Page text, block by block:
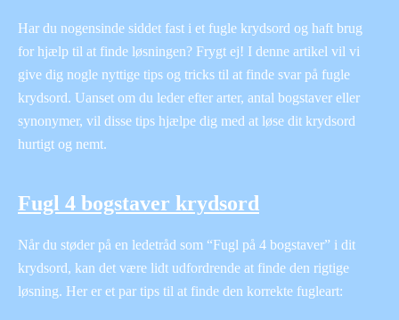
Har du nogensinde siddet fast i et fugle krydsord og haft brug
for hjælp til at finde løsningen? Frygt ej! I denne artikel vil vi
give dig nogle nyttige tips og tricks til at finde svar på fugle
krydsord. Uanset om du leder efter arter, antal bogstaver eller
synonymer, vil disse tips hjælpe dig med at løse dit krydsord
hurtigt og nemt.
Fugl 4 bogstaver krydsord
Når du støder på en ledetråd som “Fugl på 4 bogstaver” i dit
krydsord, kan det være lidt udfordrende at finde den rigtige
løsning. Her er et par tips til at finde den korrekte fugleart: